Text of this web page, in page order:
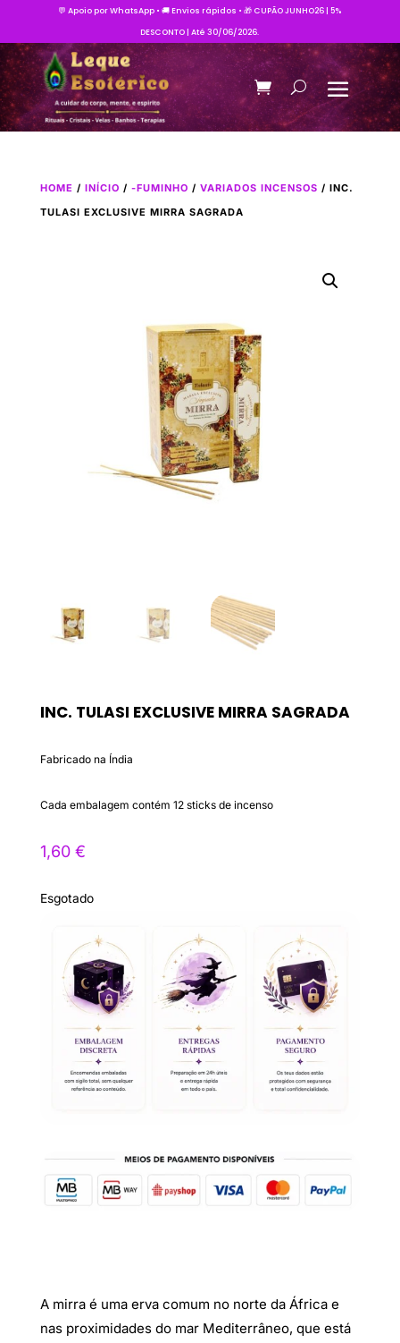
💬 Apoio por WhatsApp • 🚚 Envios rápidos • 🎁 CUPÃO JUNHO26 | 5%
DESCONTO | Até 30/06/2026.
HOME / INÍCIO / -FUMINHO / VARIADOS INCENSOS / INC.
TULASI EXCLUSIVE MIRRA SAGRADA
INC. TULASI EXCLUSIVE MIRRA SAGRADA
Fabricado na Índia
Cada embalagem contém 12 sticks de incenso
1,60 €
Esgotado
A mirra é uma erva comum no norte da África e
nas proximidades do mar Mediterrâneo, que está